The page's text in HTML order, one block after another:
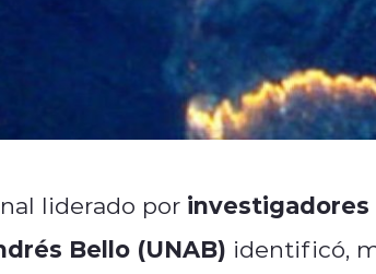
liderado por investigadores
Bello (UNAB) identificó,